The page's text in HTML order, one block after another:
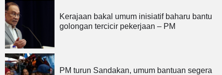
Kerajaan bakal umum inisiatif baharu bantu
golongan tercicir pekerjaan – PM
PM turun Sandakan, umum bantuan segera